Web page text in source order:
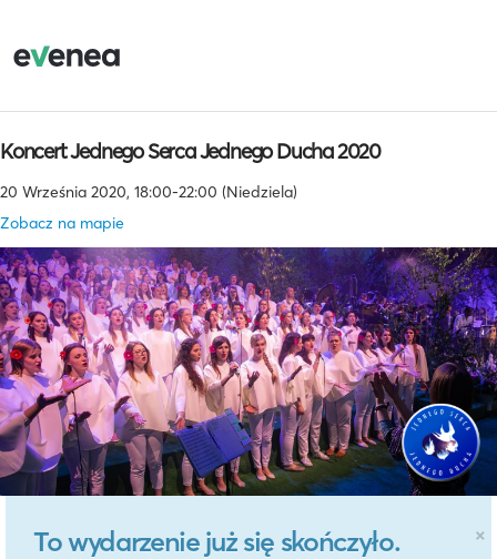
Koncert Jednego Serca Jednego Ducha 2020
20 Września 2020, 18:00-22:00 (Niedziela)
Zobacz na mapie
×
To wydarzenie już się skończyło.